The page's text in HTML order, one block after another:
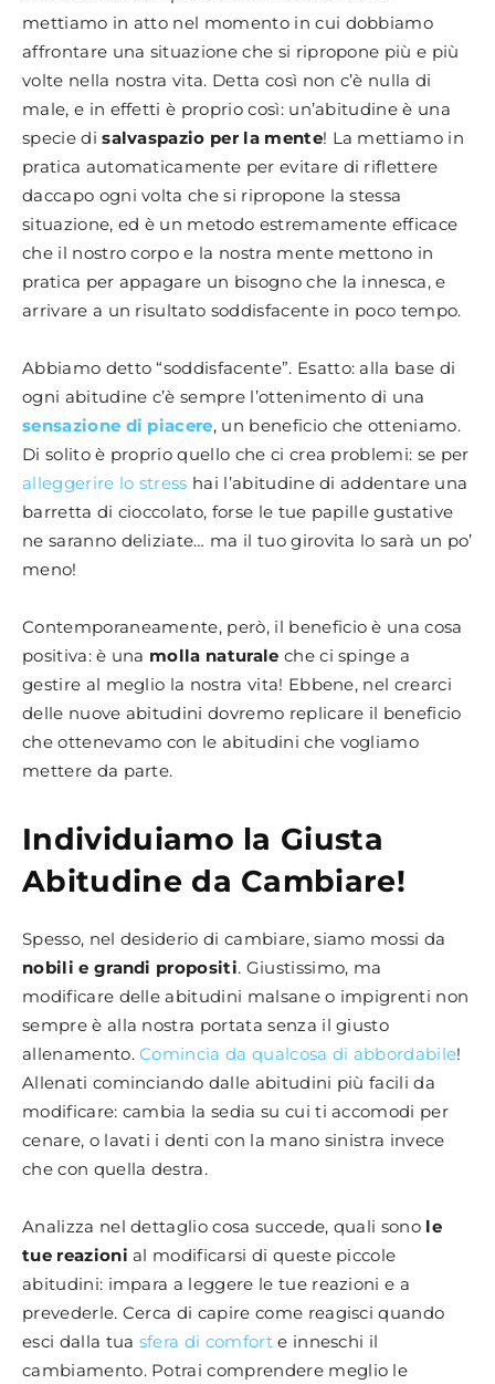
mettiamo in atto nel momento in cui dobbiamo
affrontare una situazione che si ripropone più e più
volte nella nostra vita. Detta così non c’è nulla di
male, e in effetti è proprio così: un’abitudine è una
specie disalvaspazio per la mente! La mettiamo in
pratica automaticamente per evitare di riflettere
daccapo ogni volta che si ripropone la stessa
situazione, ed è un metodo estremamente efficace
che il nostro corpo e la nostra mente mettono in
pratica per appagare un bisogno che la innesca, e
arrivare a un risultato soddisfacente in poco tempo.
Abbiamo detto “soddisfacente”. Esatto: alla base di
ogni abitudine c’è sempre l’ottenimento di una
sensazione di piacere, un beneficio che otteniamo.
Di solito è proprio quello che ci crea problemi: se per
alleggerire lo stress hai l’abitudine di addentare una
barretta di cioccolato, forse le tue papille gustative
ne saranno deliziate… ma il tuo girovita lo sarà un po’
meno!
Contemporaneamente, però, il beneficio è una cosa
positiva: è una molla naturale che ci spinge a
gestire al meglio la nostra vita! Ebbene, nel crearci
delle nuove abitudini dovremo replicare il beneficio
che ottenevamo con le abitudini che vogliamo
mettere da parte.
Individuiamo la Giusta
Abitudine da Cambiare!
Spesso, nel desiderio di cambiare, siamo mossi da
nobili e grandi propositi. Giustissimo, ma
modificare delle abitudini malsane o impigrenti non
sempre è alla nostra portata senza il giusto
allenamento.Comincia da qualcosa di abbordabile!
Allenati cominciando dalle abitudini più facili da
modificare: cambia la sedia su cui ti accomodi per
cenare, o lavati i denti con la mano sinistra invece
che con quella destra.
Analizza nel dettaglio cosa succede, quali sono le
tue reazioni al modificarsi di queste piccole
abitudini: impara a leggere le tue reazioni e a
prevederle. Cerca di capire come reagisci quando
esci dalla tua sfera di comforte inneschi il
cambiamento. Potrai comprendere meglio le